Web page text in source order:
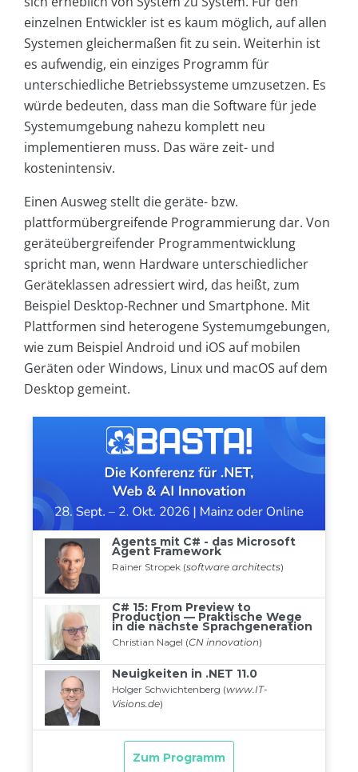
einzelnen Entwickler ist es kaum möglich, auf allen
Systemen gleichermaßen fit zu sein. Weiterhin ist
es aufwendig, ein einziges Programm für
unterschiedliche Betriebssysteme umzusetzen. Es
würde bedeuten, dass man die Software für jede
Systemumgebung nahezu komplett neu
implementieren muss. Das wäre zeit- und
kostenintensiv.
Einen Ausweg stellt die geräte- bzw.
plattformübergreifende Programmierung dar. Von
geräteübergreifender Programmentwicklung
spricht man, wenn Hardware unterschiedlicher
Geräteklassen adressiert wird, das heißt, zum
Beispiel Desktop-Rechner und Smartphone. Mit
Plattformen sind heterogene Systemumgebungen,
wie zum Beispiel Android und iOS auf mobilen
Geräten oder Windows, Linux und macOS auf dem
Desktop gemeint.